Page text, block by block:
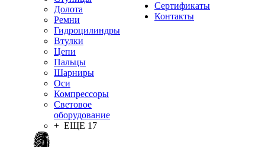
Долота
Ремни
Гидроцилиндры
Втулки
Цепи
Пальцы
Шарниры
Оси
Компрессоры
Световое
оборудование
+ ЕЩЕ 17
Сертификаты
Контакты